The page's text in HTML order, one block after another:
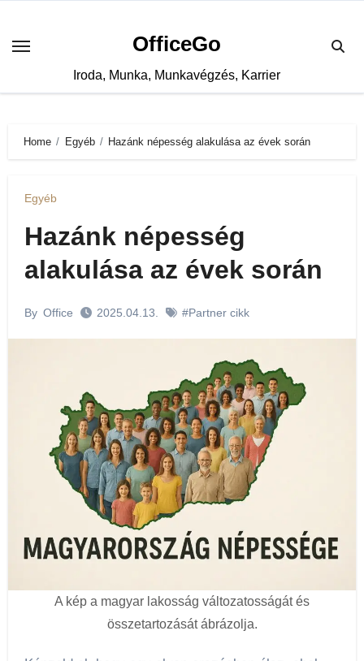
content
OfficeGo
Iroda, Munka, Munkavégzés, Karrier
Home Egyéb Hazánk népesség alakulása az évek során
Egyéb
Hazánk népesség
alakulása az évek során
By Office 2025.04.13. #Partner cikk
A kép a magyar lakosság változatosságát és
összetartozását ábrázolja.